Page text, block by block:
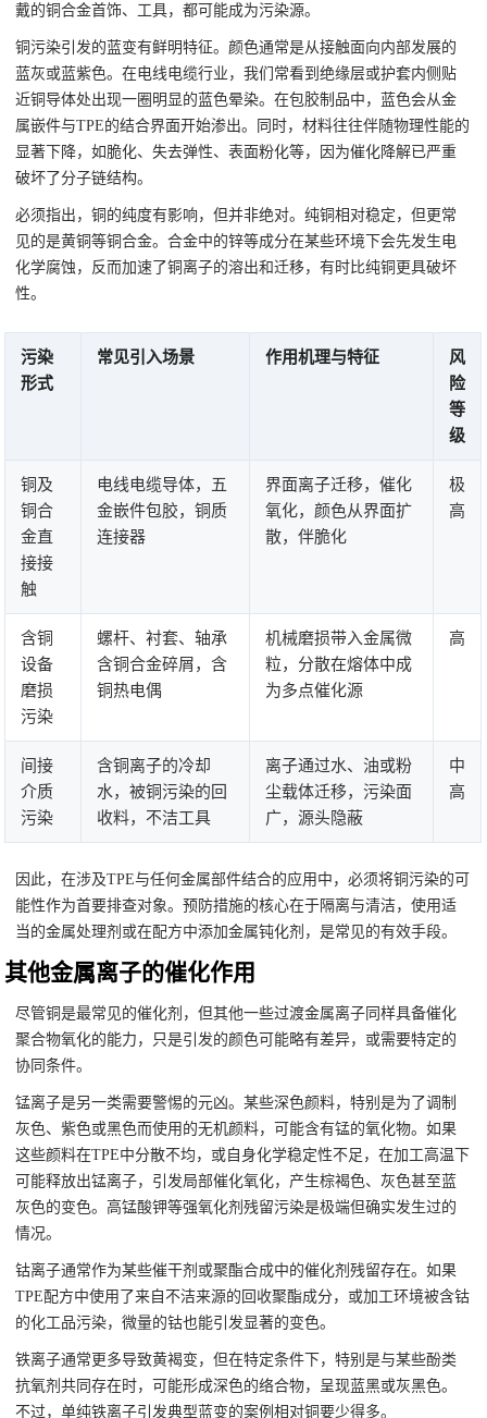
戴的铜合金首饰、工具，都可能成为污染源。
铜污染引发的蓝变有鲜明特征。颜色通常是从接触面向内部发展的
蓝灰或蓝紫色。在电线电缆行业，我们常看到绝缘层或护套内侧贴
近铜导体处出现一圈明显的蓝色晕染。在包胶制品中，蓝色会从金
属嵌件与TPE的结合界面开始渗出。同时，材料往往伴随物理性能的
显著下降，如脆化、失去弹性、表面粉化等，因为催化降解已严重
破坏了分子链结构。
必须指出，铜的纯度有影响，但并非绝对。纯铜相对稳定，但更常
见的是黄铜等铜合金。合金中的锌等成分在某些环境下会先发生电
化学腐蚀，反而加速了铜离子的溶出和迁移，有时比纯铜更具破坏
性。
污染
形式
常见引入场景 作用机理与特征
风
险
等
级
铜及
铜合
金直
接接
触
电线电缆导体，五
金嵌件包胶，铜质
连接器
界面离子迁移，催化
氧化，颜色从界面扩
散，伴脆化
极
高
含铜
设备
磨损
污染
螺杆、衬套、轴承
含铜合金碎屑，含
铜热电偶
机械磨损带入金属微
粒，分散在熔体中成
为多点催化源
高
间接
介质
污染
含铜离子的冷却
水，被铜污染的回
收料，不洁工具
离子通过水、油或粉
尘载体迁移，污染面
广，源头隐蔽
中
高
因此，在涉及TPE与任何金属部件结合的应用中，必须将铜污染的可
能性作为首要排查对象。预防措施的核心在于隔离与清洁，使用适
当的金属处理剂或在配方中添加金属钝化剂，是常见的有效手段。
其他金属离子的催化作用
尽管铜是最常见的催化剂，但其他一些过渡金属离子同样具备催化
聚合物氧化的能力，只是引发的颜色可能略有差异，或需要特定的
协同条件。
锰离子是另一类需要警惕的元凶。某些深色颜料，特别是为了调制
灰色、紫色或黑色而使用的无机颜料，可能含有锰的氧化物。如果
这些颜料在TPE中分散不均，或自身化学稳定性不足，在加工高温下
可能释放出锰离子，引发局部催化氧化，产生棕褐色、灰色甚至蓝
灰色的变色。高锰酸钾等强氧化剂残留污染是极端但确实发生过的
情况。
钴离子通常作为某些催干剂或聚酯合成中的催化剂残留存在。如果
TPE配方中使用了来自不洁来源的回收聚酯成分，或加工环境被含钴
的化工品污染，微量的钴也能引发显著的变色。
铁离子通常更多导致黄褐变，但在特定条件下，特别是与某些酚类
抗氧剂共同存在时，可能形成深色的络合物，呈现蓝黑或灰黑色。
不过，单纯铁离子引发典型蓝变的案例相对铜要少得多。